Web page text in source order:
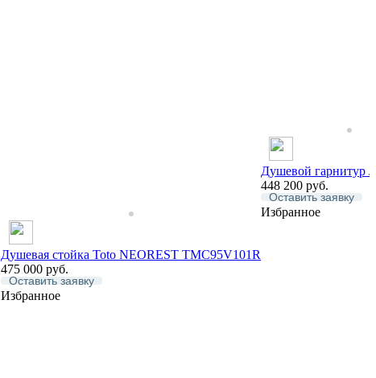
Душевая стойка Toto NEOREST TMC95V101R
475 000 руб.
Оставить заявку
Избранное
Душевой гарнитур
448 200 руб.
Оставить заявку
Избранное